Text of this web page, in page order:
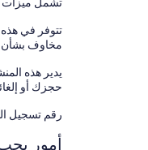
تتوفر في هذه
مخاوف بشأن
حجزك أو
رقم تسجيل
أمور